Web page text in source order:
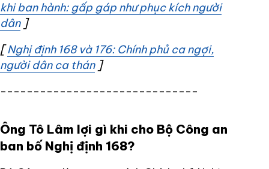
khi ban hành: gấp gáp như phục kích người
dânOpens in new window
]
[Nghị định 168 và 176: Chính phủ ca ngợi,
người dân ca thánOpens in new window
]
------------------------------
Ông Tô Lâm lợi gì khi cho Bộ Công an
ban bố Nghị định 168?